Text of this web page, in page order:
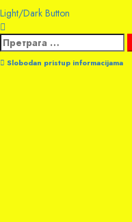
Light/Dark Button
Претрага
за:
Slobodan pristup informacijama